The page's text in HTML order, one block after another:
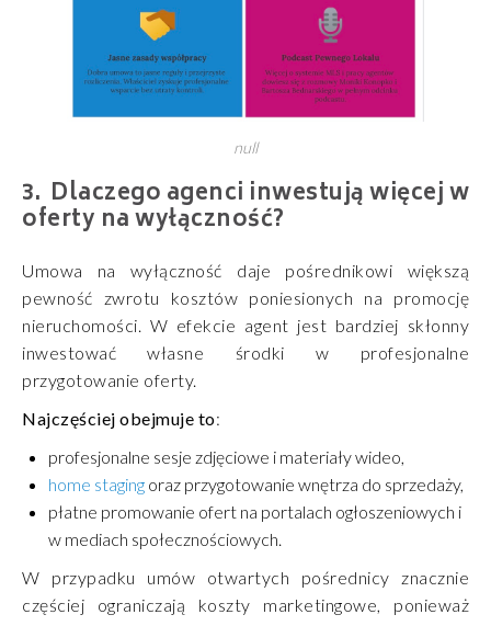
null
Dlaczego agenci inwestują więcej w
oferty na wyłączność?
Umowa na wyłączność daje pośrednikowi większą
pewność zwrotu kosztów poniesionych na promocję
nieruchomości. W efekcie agent jest bardziej skłonny
inwestować własne środki w profesjonalne
przygotowanie oferty.
Najczęściej obejmuje to:
profesjonalne sesje zdjęciowe i materiały wideo,
home staging oraz przygotowanie wnętrza do sprzedaży,
płatne promowanie ofert na portalach ogłoszeniowych i
w mediach społecznościowych.
W przypadku umów otwartych pośrednicy znacznie
częściej ograniczają koszty marketingowe, ponieważ